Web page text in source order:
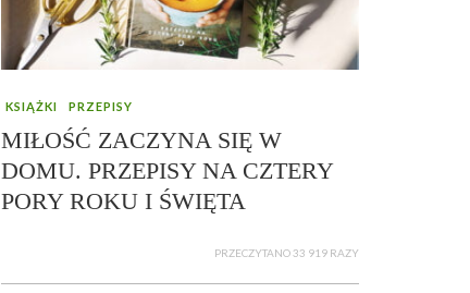
KSIĄŻKI PRZEPISY
MIŁOŚĆ ZACZYNA SIĘ W
DOMU. PRZEPISY NA CZTERY
PORY ROKU I ŚWIĘTA
PRZECZYTANO 33 919 RAZY